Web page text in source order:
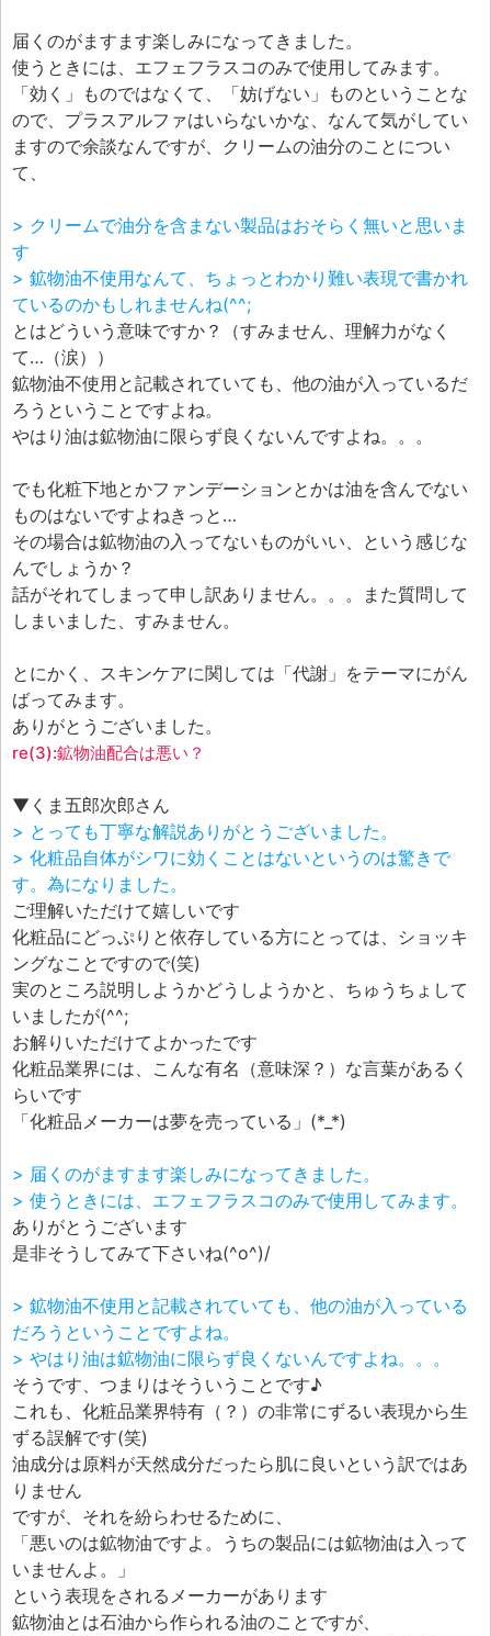
届くのがますます楽しみになってきました。
使うときには、エフェフラスコのみで使用してみます。
「効く」ものではなくて、「妨げない」ものということな
ので、プラスアルファはいらないかな、なんて気がしてい
ますので余談なんですが、クリームの油分のことについ
て、
> クリームで油分を含まない製品はおそらく無いと思いま
す
> 鉱物油不使用なんて、ちょっとわかり難い表現で書かれ
ているのかもしれませんね(^^;
とはどういう意味ですか？（すみません、理解力がなく
て…（涙））
鉱物油不使用と記載されていても、他の油が入っているだ
ろうということですよね。
やはり油は鉱物油に限らず良くないんですよね。。。
でも化粧下地とかファンデーションとかは油を含んでない
ものはないですよねきっと…
その場合は鉱物油の入ってないものがいい、という感じな
んでしょうか？
話がそれてしまって申し訳ありません。。。また質問して
しまいました、すみません。
とにかく、スキンケアに関しては「代謝」をテーマにがん
ばってみます。
ありがとうございました。
re(3):鉱物油配合は悪い？
▼くま五郎次郎さん
> とっても丁寧な解説ありがとうございました。
> 化粧品自体がシワに効くことはないというのは驚きで
す。為になりました。
ご理解いただけて嬉しいです
化粧品にどっぷりと依存している方にとっては、ショッキ
ングなことですので(笑)
実のところ説明しようかどうしようかと、ちゅうちょして
いましたが(^^;
お解りいただけてよかったです
化粧品業界には、こんな有名（意味深？）な言葉があるく
らいです
「化粧品メーカーは夢を売っている」(*_*)
> 届くのがますます楽しみになってきました。
> 使うときには、エフェフラスコのみで使用してみます。
ありがとうございます
是非そうしてみて下さいね(^o^)/
> 鉱物油不使用と記載されていても、他の油が入っている
だろうということですよね。
> やはり油は鉱物油に限らず良くないんですよね。。。
そうです、つまりはそういうことです♪
これも、化粧品業界特有（？）の非常にずるい表現から生
ずる誤解です(笑)
油成分は原料が天然成分だったら肌に良いという訳ではあ
りません
ですが、それを紛らわせるために、
「悪いのは鉱物油ですよ。うちの製品には鉱物油は入って
いませんよ。」
という表現をされるメーカーがあります
鉱物油とは石油から作られる油のことですが、